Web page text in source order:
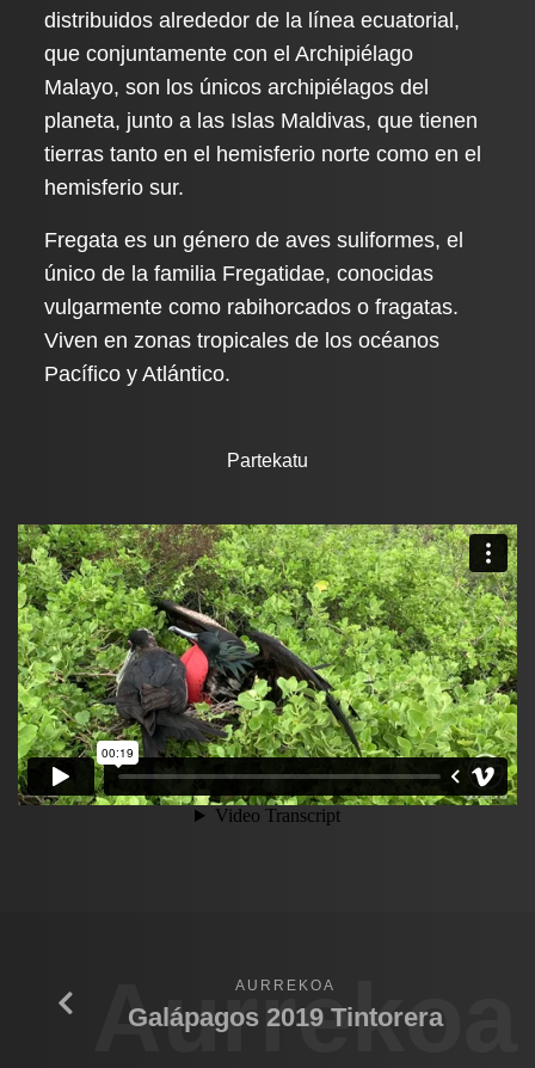
distribuidos alrededor de la línea ecuatorial,
que conjuntamente con el Archipiélago
Malayo, son los únicos archipiélagos del
planeta, junto a las Islas Maldivas, que tienen
tierras tanto en el hemisferio norte como en el
hemisferio sur.
Fregata es un género de aves suliformes, el
único de la familia Fregatidae, conocidas
vulgarmente como rabihorcados o fragatas.
Viven en zonas tropicales de los océanos
Pacífico y Atlántico.
Partekatu
Aurrekoa
AURREKOA
Galápagos 2019 Tintorera